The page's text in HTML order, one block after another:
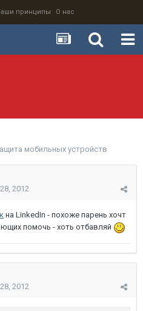
принципы О нас
мобильных устройств
2012
на LinkedIn - похоже парень хочт
помочь - хоть отбавляй
2012